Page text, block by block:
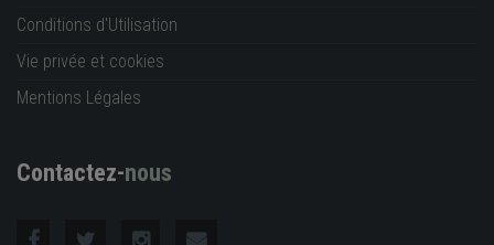
Conditions d'Utilisation
Vie privée et cookies
Mentions Légales
Contactez-nous